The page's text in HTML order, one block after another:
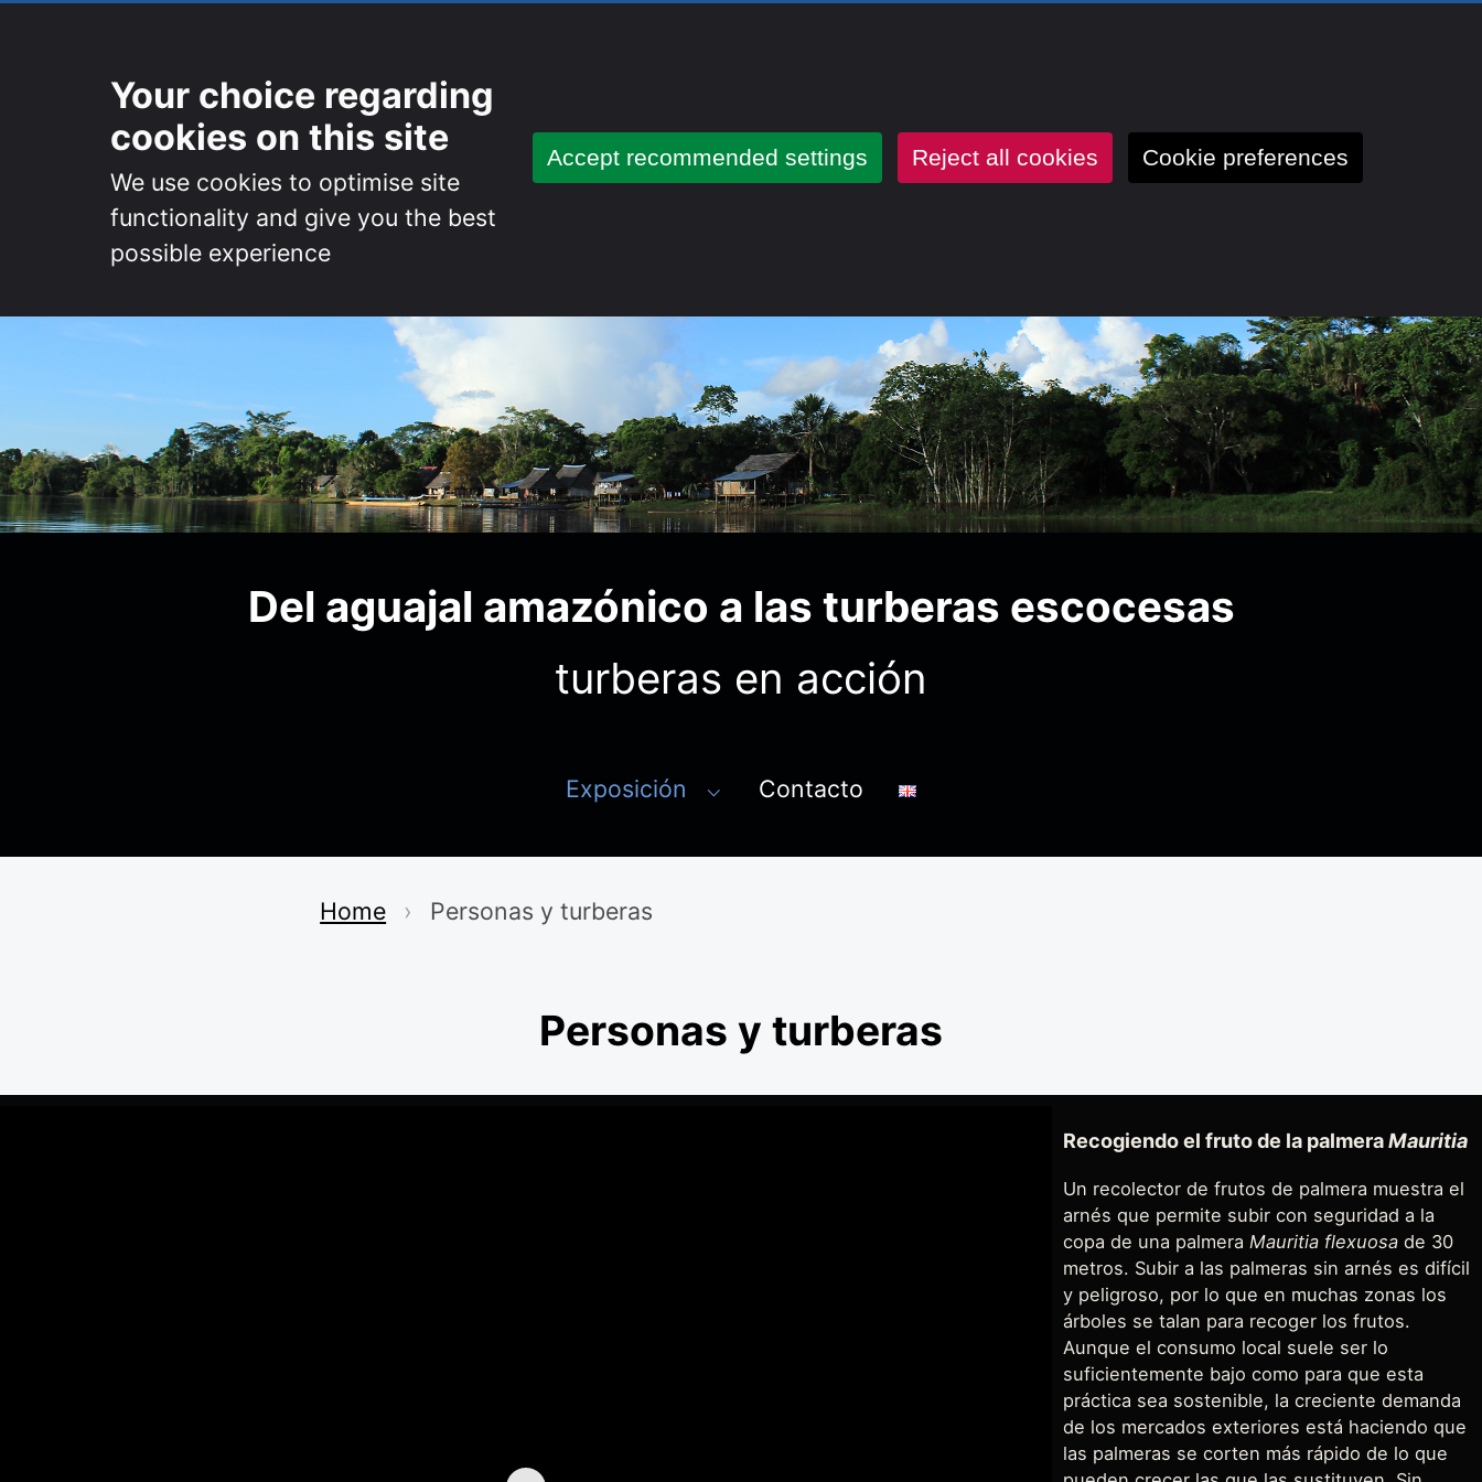
Your choice regarding
cookies on this site
We use cookies to optimise site
functionality and give you the best
possible experience
Accept recommended settings Reject all cookies Cookie preferences
Del aguajal amazónico a las turberas escocesas
turberas en acción
Exposición ⌵ Contacto
Home Personas y turberas
Personas y turberas
Recogiendo el fruto de la palmeraMauritia
Un recolector de frutos de palmera muestra el
arnés que permite subir con seguridad a la
copa de una palmera Mauritia flexuosa de 30
metros. Subir a las palmeras sin arnés es difícil
y peligroso, por lo que en muchas zonas los
árboles se talan para recoger los frutos.
Aunque el consumo local suele ser lo
suficientemente bajo como para que esta
práctica sea sostenible, la creciente demanda
de los mercados exteriores está haciendo que
las palmeras se corten más rápido de lo que